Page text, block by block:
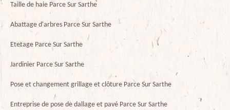
Taille de haie Parce Sur Sarthe
Abattage d'arbres Parce Sur Sarthe
Etetage Parce Sur Sarthe
Jardinier Parce Sur Sarthe
Pose et changement grillage et clôture Parce Sur Sarthe
Entreprise de pose de dallage et pavé Parce Sur Sarthe